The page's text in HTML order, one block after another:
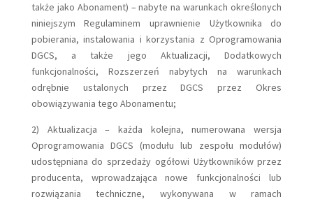
także jako Abonament) – nabyte na warunkach określonych
niniejszym Regulaminem uprawnienie Użytkownika do
pobierania, instalowania i korzystania z Oprogramowania
DGCS, a także jego Aktualizacji, Dodatkowych
funkcjonalności, Rozszerzeń nabytych na warunkach
odrębnie ustalonych przez DGCS przez Okres
obowiązywania tego Abonamentu;
2) Aktualizacja – każda kolejna, numerowana wersja
Oprogramowania DGCS (modułu lub zespołu modułów)
udostępniana do sprzedaży ogółowi Użytkowników przez
producenta, wprowadzająca nowe funkcjonalności lub
rozwiązania techniczne, wykonywana w ramach